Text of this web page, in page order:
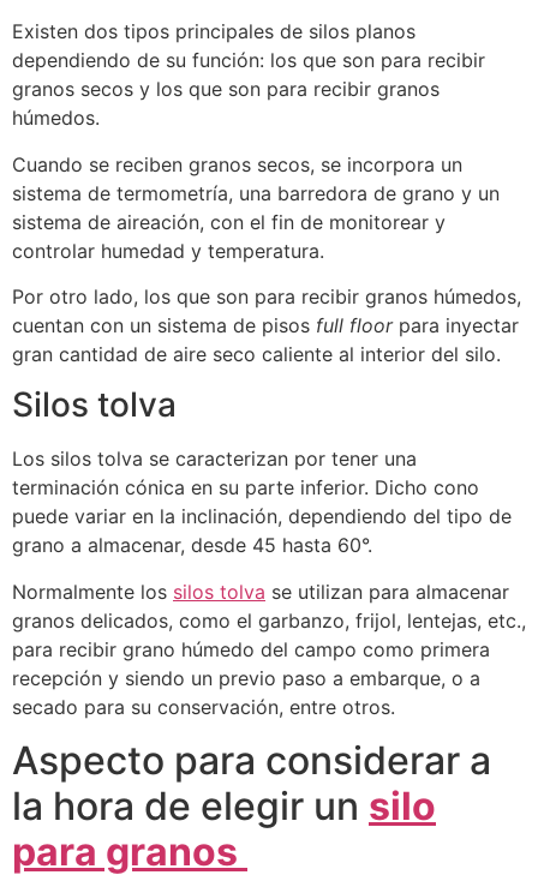
Existen dos tipos principales de silos planos
dependiendo de su función: los que son para recibir
granos secos y los que son para recibir granos
húmedos.
Cuando se reciben granos secos, se incorpora un
sistema de termometría, una barredora de grano y un
sistema de aireación, con el fin de monitorear y
controlar humedad y temperatura.
Por otro lado, los que son para recibir granos húmedos,
cuentan con un sistema de pisos full floorpara inyectar
gran cantidad de aire seco caliente al interior del silo.
Silos tolva
Los silos tolva se caracterizan por tener una
terminación cónica en su parte inferior. Dicho cono
puede variar en la inclinación, dependiendo del tipo de
grano a almacenar, desde 45 hasta 60°.
Normalmente los silos tolva se utilizan para almacenar
granos delicados, como el garbanzo, frijol, lentejas, etc.,
para recibir grano húmedo del campo como primera
recepción y siendo un previo paso a embarque, o a
secado para su conservación, entre otros.
Aspecto para considerar a
la hora de elegir un silo
para granos